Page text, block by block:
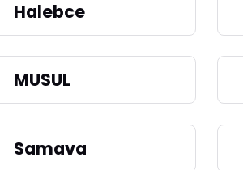
Halebce
MUSUL
Samava